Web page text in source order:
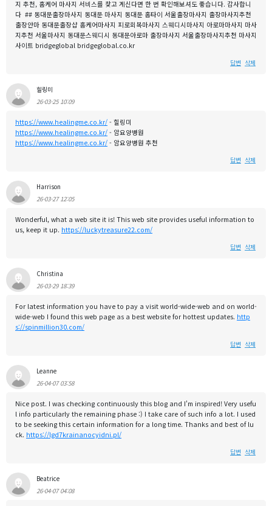
지 추천, 홈케어 마사지 서비스를 찾고 계신다면 한 번 확인해보셔도 좋습니다. 감사합니
다 ## 동대문출장마사지 동대문 마사지 동대문 홈타이 서울출장마사지 출장마사지추천
출장안마 동대문출장샵 홈케어마사지 피로회복마사지 스웨디시마사지 아로마마사지 마사
지추천 서울마사지 동대문스웨디시 동대문아로마 출장마사지 서울출장마사지추천 마사지
사이트 bridgeglobal bridgeglobal.co.kr
답변 삭제
힐링미
26-03-25 10:09
https://www.healingme.co.kr/ - 힐링미
https://www.healingme.co.kr/ - 암요양병원
https://www.healingme.co.kr/ - 암요양병원 추천
답변 삭제
Harrison
26-03-27 12:05
Wonderful, what a web site it is! This web site provides useful information to
us, keep it up. https://luckytreasure22.com/
답변 삭제
Christina
26-03-29 18:39
For latest information you have to pay a visit world-wide-web and on world-
wide-web I found this web page as a best website for hottest updates. http
s://spinmillion30.com/
답변 삭제
Leanne
26-04-07 03:58
Nice post. I was checking continuously this blog and I'm inspired! Very usefu
l info particularly the remaining phase :) I take care of such info a lot. I used
to be seeking this certain information for a long time. Thanks and best of lu
ck. https://lgd7krainanocyidni.pl/
답변 삭제
Beatrice
26-04-07 04:08